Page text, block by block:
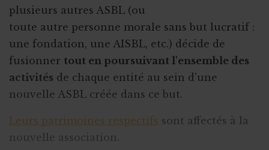
plusieurs autres ASBL (ou
toute autre personne morale sans but lucratif :
une fondation, une AISBL, etc.) décide de
fusionner tout en poursuivant l'ensemble des
activités de chaque entité au sein d'une
nouvelle ASBL créée dans ce but.
Leurs patrimoines respectifs sont affectés à la
nouvelle association.